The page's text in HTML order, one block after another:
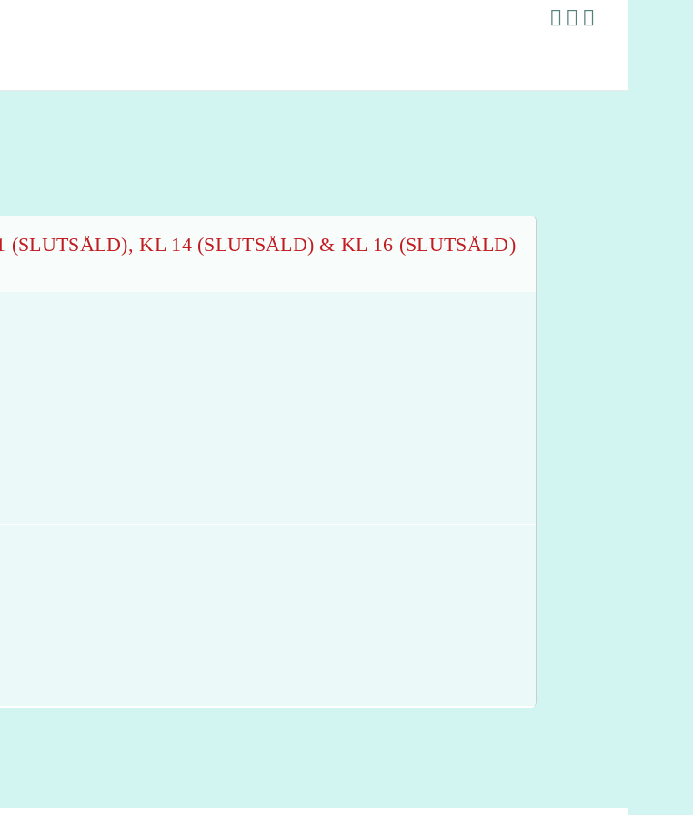
(SLUTSÅLD), KL 14 (SLUTSÅLD) & KL 16 (SLUTSÅLD)